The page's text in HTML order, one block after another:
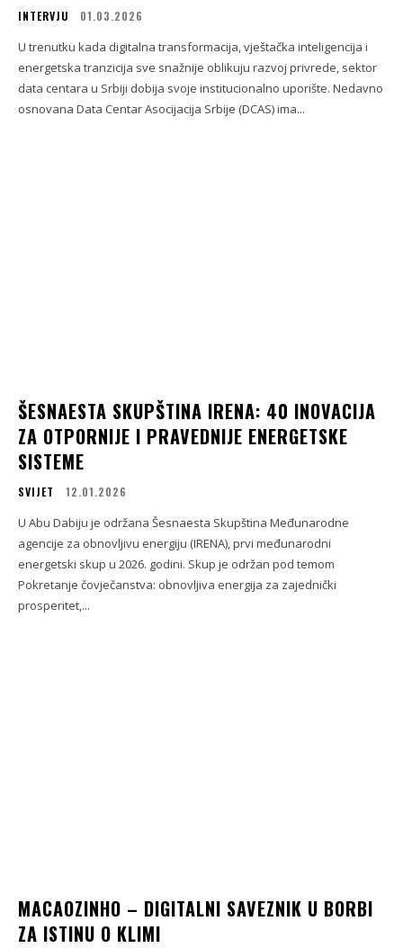
INTERVJU 01.03.2026
U trenutku kada digitalna transformacija, vještačka inteligencija i
energetska tranzicija sve snažnije oblikuju razvoj privrede, sektor
data centara u Srbiji dobija svoje institucionalno uporište. Nedavno
osnovana Data Centar Asocijacija Srbije (DCAS) ima...
ŠESNAESTA SKUPŠTINA IRENA: 40 INOVACIJA
ZA OTPORNIJE I PRAVEDNIJE ENERGETSKE
SISTEME
SVIJET 12.01.2026
U Abu Dabiju je održana Šesnaesta Skupština Međunarodne
agencije za obnovljivu energiju (IRENA), prvi međunarodni
energetski skup u 2026. godini. Skup je održan pod temom
Pokretanje čovječanstva: obnovljiva energija za zajednički
prosperitet,...
MACAOZINHO – DIGITALNI SAVEZNIK U BORBI
ZA ISTINU O KLIMI